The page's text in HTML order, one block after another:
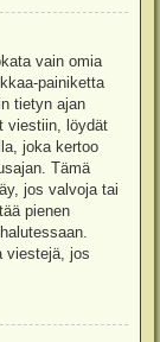
vain omia
painiketta
tietyn ajan
viestiin, löydät
joka kertoo
Tämä
jos valvoja tai
pienen
viestejä, jos